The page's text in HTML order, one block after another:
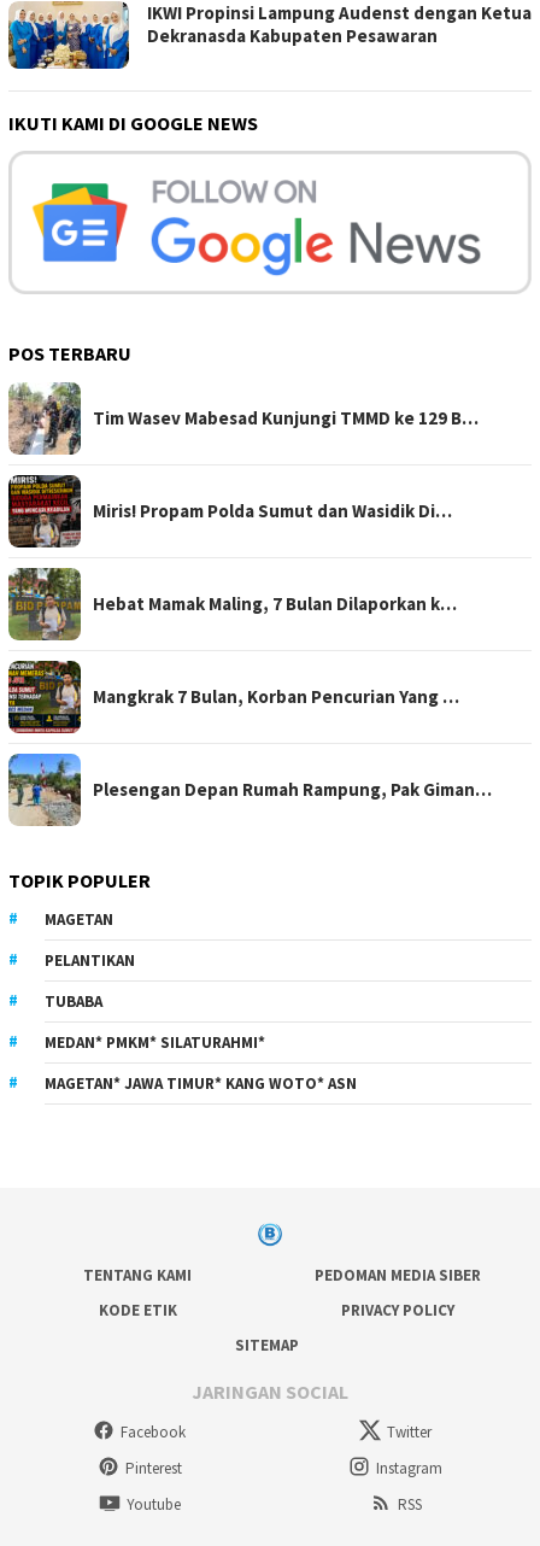
IKWI Propinsi Lampung Audenst dengan Ketua
Dekranasda Kabupaten Pesawaran
IKUTI KAMI DI GOOGLE NEWS
POS TERBARU
Tim Wasev Mabesad Kunjungi TMMD ke 129 B…
Miris! Propam Polda Sumut dan Wasidik Di…
Hebat Mamak Maling, 7 Bulan Dilaporkan k…
Mangkrak 7 Bulan, Korban Pencurian Yang …
Plesengan Depan Rumah Rampung, Pak Giman…
TOPIK POPULER
MAGETAN
PELANTIKAN
TUBABA
MEDAN* PMKM* SILATURAHMI*
MAGETAN* JAWA TIMUR* KANG WOTO* ASN
TENTANG KAMI
PEDOMAN MEDIA SIBER
KODE ETIK
PRIVACY POLICY
SITEMAP
JARINGAN SOCIAL
Facebook
Twitter
Pinterest
Instagram
Youtube
RSS